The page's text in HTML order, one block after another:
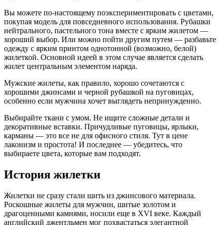
Вы можете по-настоящему поэкспериментировать с цветами,
покупая модель для повседневного использования. Рубашки
нейтрального, пастельного тона вместе с ярким жилетом —
хороший выбор. Или можно пойти другим путем — разбавьте
одежду с ярким принтом однотонной (возможно, белой)
жилеткой. Основной идеей в этом случае является сделать
жилет центральным элементом наряда.
Мужские жилеты, как правило, хорошо сочетаются с
хорошими джинсами и черной рубашкой на пуговицах,
особенно если мужчина хочет выглядеть непринужденно.
Выбирайте ткани с умом. Не ищите сложные детали и
декоративные вставки. Причудливые пуговицы, ярлыки,
карманы — это все не для офисного стиля. Тут в цене
лаконизм и простота! И последнее — убедитесь, что
выбираете цвета, которые вам подходят.
История жилетки
Жилетки не сразу стали шить из джинсового материала.
Роскошные жилеты для мужчин, шитые золотом и
драгоценными камнями, носили еще в XVI веке. Каждый
английский джентльмен мог похвастаться элегантной